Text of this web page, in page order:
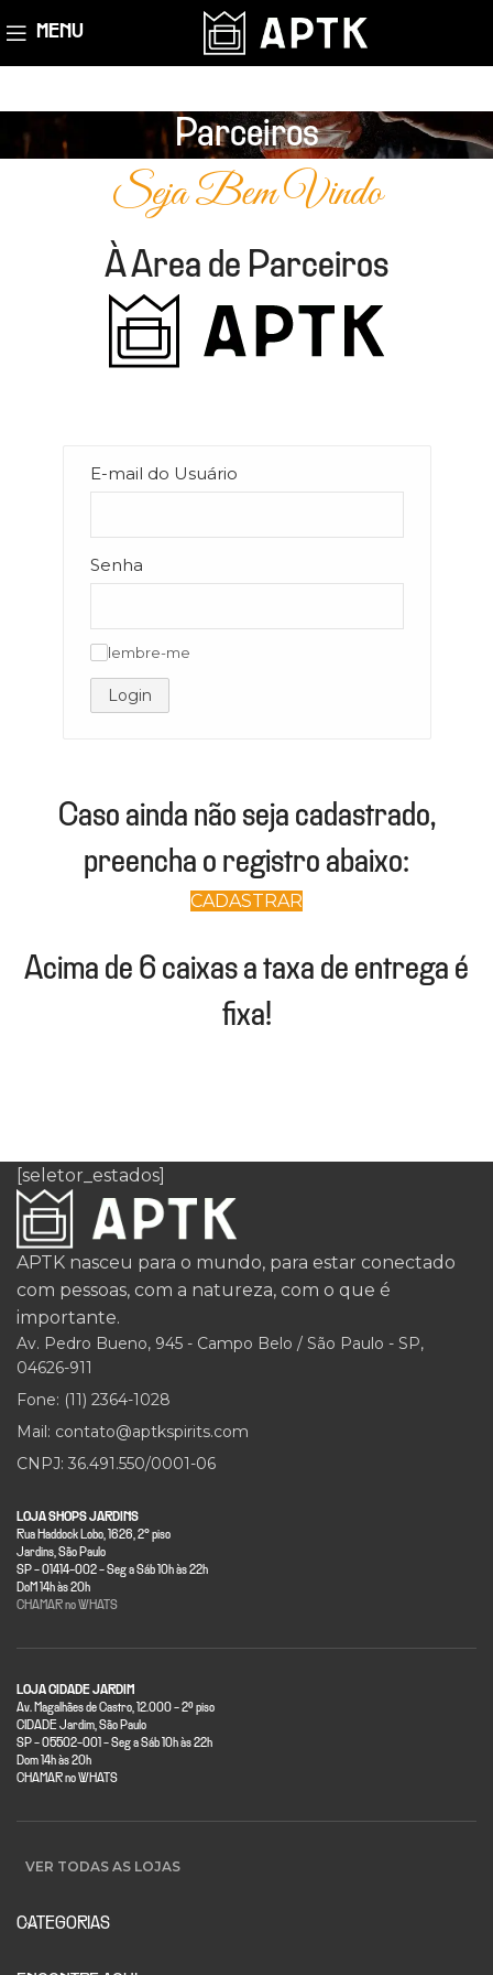
MENU
Parceiros
Seja Bem Vindo
À Area de Parceiros
E-mail do Usuário
Senha
lembre-me
Login
Caso ainda não seja cadastrado,
preencha o registro abaixo:
CADASTRAR
Acima de 6 caixas a taxa de entrega é
fixa!
[seletor_estados]
APTK nasceu para o mundo, para estar conectado
com pessoas, com a natureza, com o que é
importante.
Av. Pedro Bueno, 945 - Campo Belo / São Paulo - SP,
04626-911
Fone: (11) 2364-1028
Mail: contato@aptkspirits.com
CNPJ: 36.491.550/0001-06
LOJA SHOPS JARDINS
Rua Haddock Lobo, 1626, 2° piso
Jardins, São Paulo
SP - 01414-002 - Seg a Sáb 10h às 22h
DoM 14h às 20h
CHAMAR no WHATS
LOJA CIDADE JARDIM
Av. Magalhães de Castro, 12.000 - 2º piso
CIDADE Jardim, São Paulo
SP - 05502-001 - Seg a Sáb 10h às 22h
Dom 14h às 20h
CHAMAR no WHATS
VER TODAS AS LOJAS
CATEGORIAS